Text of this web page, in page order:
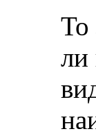
То
ли